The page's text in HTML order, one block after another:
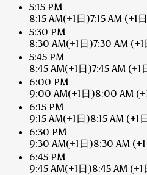
5:15 PM
8:15 AM(+1日)7:15 AM (+1
5:30 PM
8:30 AM(+1日)7:30 AM (+1
5:45 PM
8:45 AM(+1日)7:45 AM (+1
6:00 PM
9:00 AM(+1日)8:00 AM
6:15 PM
9:15 AM(+1日)8:15 AM (+1
6:30 PM
9:30 AM(+1日)8:30 AM
6:45 PM
9:45 AM(+1日)8:45 AM (+1